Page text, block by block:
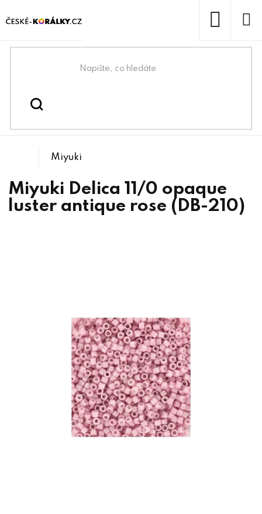
na
Domů
Korálky
Miyuki Delica 11/0 opaque
luster antique rose (DB-210)
Miyuki